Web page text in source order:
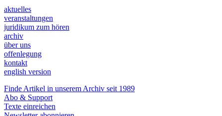
aktuelles
veranstaltungen
juridikum zum hören
archiv
über uns
offenlegung
kontakt
english version
Finde Artikel in unserem Archiv seit 1989
Abo & Support
Texte einreichen